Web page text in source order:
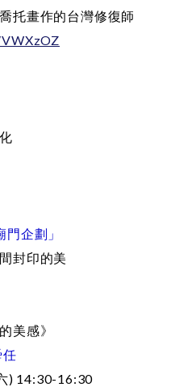
托畫作的台灣修復師
門企劃」
封印的美
美感》
任
) 14:30-16:30